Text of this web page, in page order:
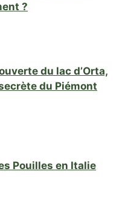
?
du lac d’Orta,
du Piémont
Pouilles en Italie